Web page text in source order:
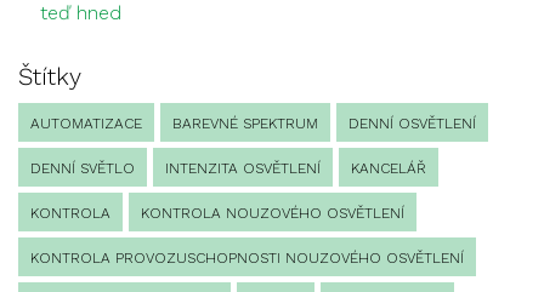
teď hned
Štítky
AUTOMATIZACE BAREVNÉ SPEKTRUM DENNÍ OSVĚTLENÍ
DENNÍ SVĚTLO INTENZITA OSVĚTLENÍ KANCELÁŘ
KONTROLA KONTROLA NOUZOVÉHO OSVĚTLENÍ
KONTROLA PROVOZUSCHOPNOSTI NOUZOVÉHO OSVĚTLENÍ